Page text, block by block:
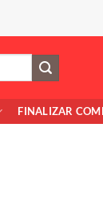
FINALIZAR